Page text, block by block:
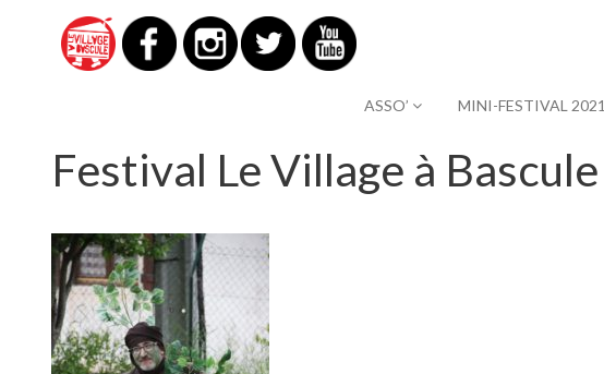
ASSO’ MINI-FESTIVAL 2021
Festival Le Village à Bascule